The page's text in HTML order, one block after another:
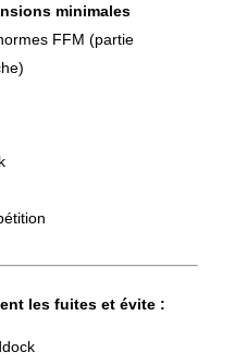
minimales
FFM (partie
les fuites et évite :